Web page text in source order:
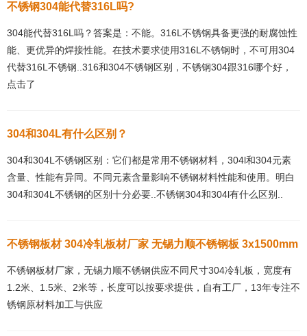
不锈钢304能代替316L吗?
304能代替316L吗？答案是：不能。316L不锈钢具备更强的耐腐蚀性
能、更优异的焊接性能。在技术要求使用316L不锈钢时，不可用304
代替316L不锈钢..316和304不锈钢区别，不锈钢304跟316哪个好，
点击了
304和304L有什么区别？
304和304L不锈钢区别：它们都是常用不锈钢材料，304l和304元素
含量、性能有异同。不同元素含量影响不锈钢材料性能和使用。明白
304和304L不锈钢的区别十分必要..不锈钢304和304l有什么区别..
不锈钢板材 304冷轧板材厂家 无锡力顺不锈钢板 3x1500mm
不锈钢板材厂家，无锡力顺不锈钢供应不同尺寸304冷轧板，宽度有
1.2米、1.5米、2米等，长度可以按要求提供，自有工厂，13年专注不
锈钢原材料加工与供应